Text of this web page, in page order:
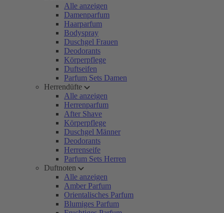
Alle anzeigen
Damenparfum
Haarparfum
Bodyspray
Duschgel Frauen
Deodorants
Körperpflege
Duftseifen
Parfum Sets Damen
Herrendüfte
Alle anzeigen
Herrenparfum
After Shave
Körperpflege
Duschgel Männer
Deodorants
Herrenseife
Parfum Sets Herren
Duftnoten
Alle anzeigen
Amber Parfum
Orientalisches Parfum
Blumiges Parfum